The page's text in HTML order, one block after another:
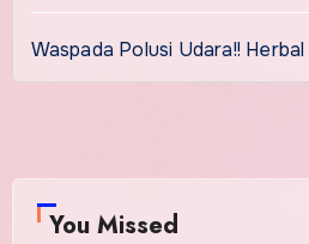
Waspada Polusi Udara!!
You Missed